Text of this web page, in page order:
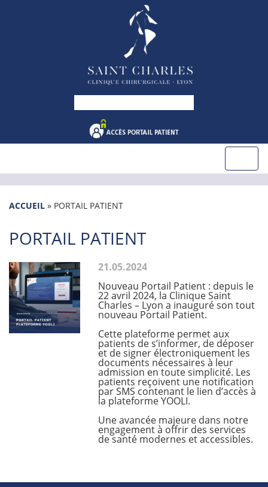
ACCUEIL » PORTAIL PATIENT
PORTAIL PATIENT
21.05.2024
Nouveau Portail Patient : depuis le
22 avril 2024, la Clinique Saint
Charles – Lyon a inauguré son tout
nouveau Portail Patient.
Cette plateforme permet aux
patients de s’informer, de déposer
et de signer électroniquement les
documents nécessaires à leur
admission en toute simplicité. Les
patients reçoivent une notification
par SMS contenant le lien d’accès à
la plateforme YOOLI.
Une avancée majeure dans notre
engagement à offrir des services
de santé modernes et accessibles.